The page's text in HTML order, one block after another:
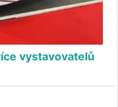
vystavovatelů